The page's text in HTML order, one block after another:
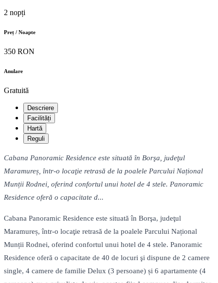
2 nopți
Preț / Noapte
350 RON
Anulare
Gratuită
Descriere
Facilități
Hartă
Reguli
Cabana Panoramic Residence este situată în Borşa, judeţul
Maramureș, într-o locaţie retrasă de la poalele Parcului Național
Munții Rodnei, oferind confortul unui hotel de 4 stele. Panoramic
Residence oferă o capacitate d...
Cabana Panoramic Residence este situată în Borşa, judeţul
Maramureș, într-o locaţie retrasă de la poalele Parcului Național
Munții Rodnei, oferind confortul unui hotel de 4 stele. Panoramic
Residence oferă o capacitate de 40 de locuri şi dispune de 2 camere
single, 4 camere de familie Delux (3 persoane) și 6 apartamente (4